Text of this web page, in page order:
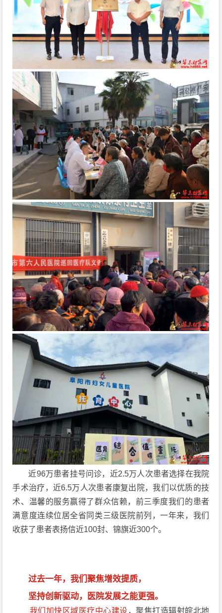
近96万患者挂号问诊，近2.5万人次患者选择在我院
手术治疗，近6.5万人次患者康复出院，我们以优质的技
术、温馨的服务赢得了群众信赖，前三季度我们的患者
满意度连续位居全省同类三级医院前列，一年来，我们
收获了患者表扬信近100封、锦旗近300个。
过去一年，我们聚焦增效提质，
坚持创新驱动，医院发展之能更强。
我们加快区域医疗中心建设，聚焦打造辐射皖北地